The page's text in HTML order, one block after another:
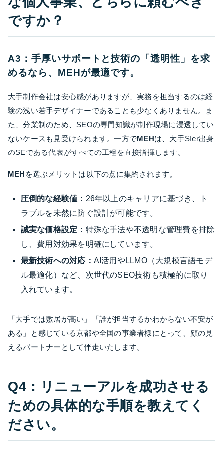
ですか？
A3：手厚いサポートと技術の「透明性」を求
めるなら、MEHが最適です。
大手制作会社は安心感がありますが、実務を担当するのは経
験の浅い若手デザイナーであることも少なくありません。ま
た、分業制のため、SEOの専門知識が制作現場に浸透してい
ないケースも見受けられます。一方でMEHは、大手SIer出身
のSEである代表がすべての工程を直接指揮します。
MEH を選ぶメリットは以下の点に集約されます。
圧倒的な経験値： 26年以上のキャリアに基づき、ト
ラブルを未然に防ぐ設計が可能です。
誠実な価格設定： 特殊な手法や不透明な管理費を排除
し、費用対効果を明確にしています。
最新技術への対応： AI活用やLLMO（大規模言語モデ
ル最適化）など、次世代のSEO技術も積極的に取り
入れています。
「大手では敷居が高い」「誰が担当するかわからない不安が
ある」と感じている京都や全国の事業者様にとって、顔の見
えるパートナーとして伴走いたします。
Q4：リニューアルを成功させる
ための具体的な手順を教えてく
ださい。